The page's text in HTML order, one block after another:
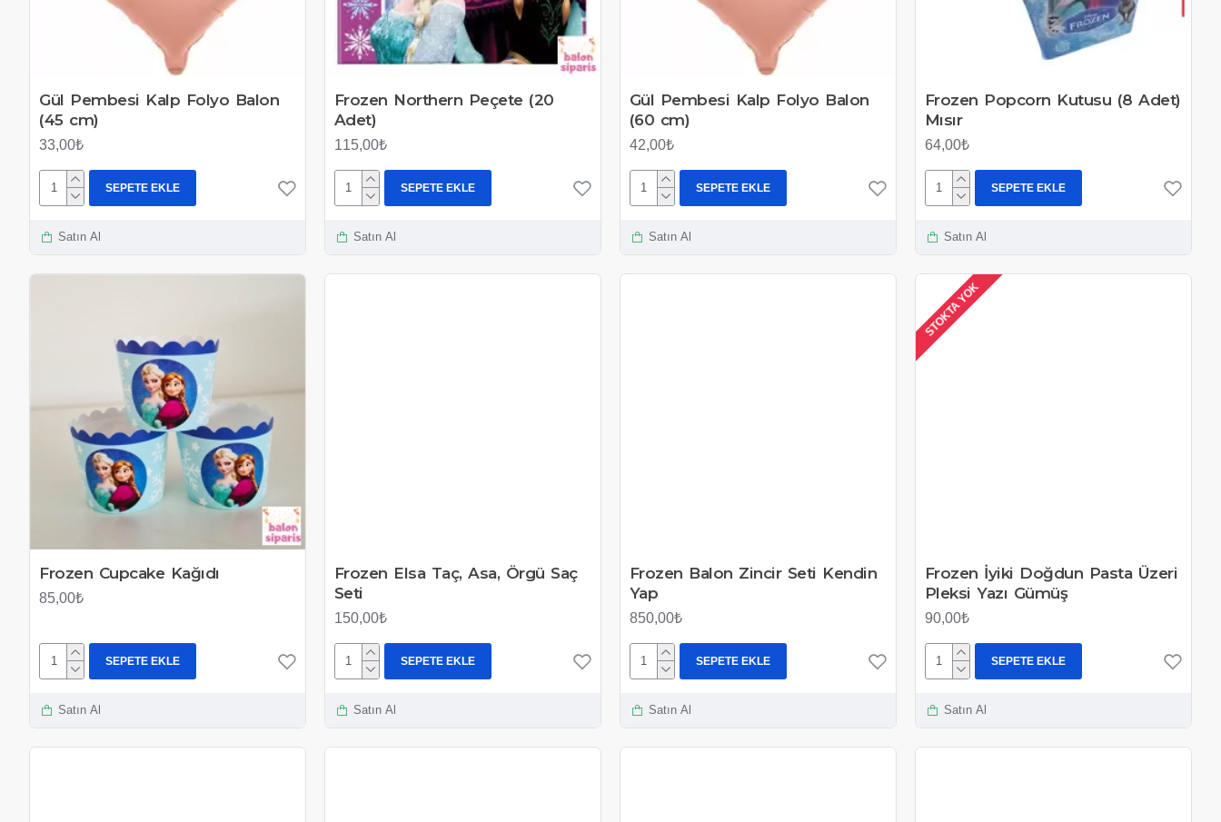
Gül Pembesi Kalp Folyo Balon
(45 cm)
33,00₺
SEPETE EKLE
Satın Al
Frozen Northern Peçete (20
Adet)
115,00₺
SEPETE EKLE
Satın Al
Gül Pembesi Kalp Folyo Balon
(60 cm)
42,00₺
SEPETE EKLE
Satın Al
Frozen Popcorn Kutusu (8 Adet)
Mısır
64,00₺
SEPETE EKLE
Satın Al
Frozen Cupcake Kağıdı
85,00₺
SEPETE EKLE
Satın Al
Frozen Elsa Taç, Asa, Örgü Saç
Seti
150,00₺
SEPETE EKLE
Satın Al
Frozen Balon Zincir Seti Kendin
Yap
850,00₺
SEPETE EKLE
Satın Al
STOKTA YOK
Frozen İyiki Doğdun Pasta Üzeri
Pleksi Yazı Gümüş
90,00₺
SEPETE EKLE
Satın Al